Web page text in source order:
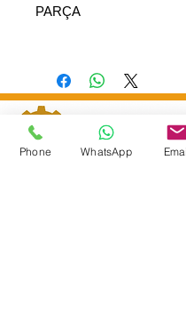
PARÇA
Phone WhatsApp